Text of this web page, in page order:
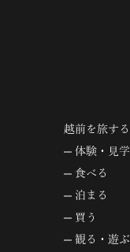
越前を旅する
体験・見学
食べる
泊まる
買う
観る・遊ぶ